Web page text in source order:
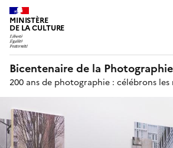
MINISTÈRE
DE LA CULTURE
Bicentenaire de la Photographie
200 ans de photographie : célébrons les